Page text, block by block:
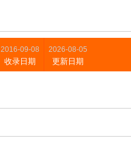
2016-09-08
收录日期
2026-08-05
更新日期